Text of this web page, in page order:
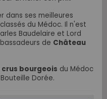
dans ses meilleures
du Médoc. Il n'est
Baudelaire et Lord
de Château
crus bourgeois du Médoc
Dorée.